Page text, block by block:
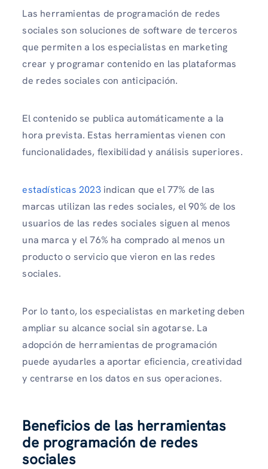
Las herramientas de programación de redes
sociales son soluciones de software de terceros
que permiten a los especialistas en marketing
crear y programar contenido en las plataformas
de redes sociales con anticipación.
El contenido se publica automáticamente a la
hora prevista. Estas herramientas vienen con
funcionalidades, flexibilidad y análisis superiores.
estadísticas 2023indican que el 77% de las
marcas utilizan las redes sociales, el 90% de los
usuarios de las redes sociales siguen al menos
una marca y el 76% ha comprado al menos un
producto o servicio que vieron en las redes
sociales.
Por lo tanto, los especialistas en marketing deben
ampliar su alcance social sin agotarse. La
adopción de herramientas de programación
puede ayudarles a aportar eficiencia, creatividad
y centrarse en los datos en sus operaciones.
Beneficios de las herramientas
de programación de redes
sociales